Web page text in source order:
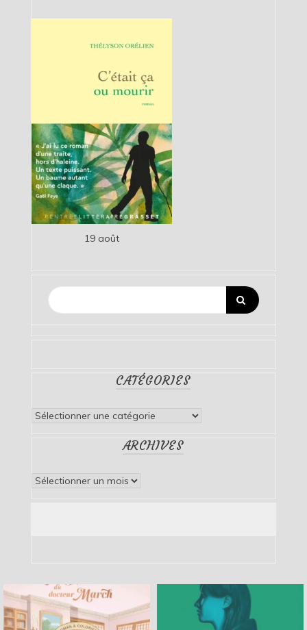
19 août
CATÉGORIES
Catégories
ARCHIVES
Archives